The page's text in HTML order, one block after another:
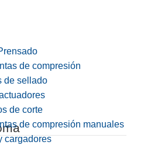
de compresión
de sellado
de corte
de compresión manuales
cargadores